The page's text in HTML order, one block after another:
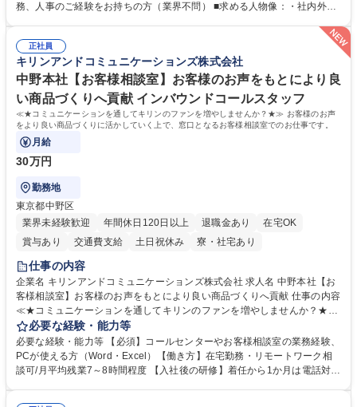
出張もございます。 ※担当業務を持ちつつ、お互いに助け合いながら、総
総務人事＜未経験歓迎＞◇三菱電機G・社会インフラを支える/年休127日
務、人事のご経験をお持ちの方（業界不問） ■求める人物像：・社内外の
ミュニケーション能力を持っている方 ・人事総務領域に興味がありゼネラ
正社員
キリンアンドコミュニケーションズ株式会社
中野本社【お客様相談室】お客様のお声をもとにより良
い商品づくりへ貢献 インバウンドコールスタッフ
≪★コミュニケーションを通してキリンのファンを増やしませんか？★≫ お客様のお声
をより良い商品づくりに活かしていく上で、窓口となるお客様相談室でのお仕事です。
月給
30万円
勤務地
東京都中野区
業界未経験歓迎
年間休日120日以上 退職金あり
在宅OK
賞与あり
交通費支給 土日祝休み 寮・社宅あり
仕事の内容
企業名 キリンアンドコミュニケーションズ株式会社 求人名 中野本社【お
客様相談室】お客様のお声をもとにより良い商品づくりへ貢献 仕事の内容
≪★コミュニケーションを通してキリンのファンを増やしませんか？★≫
お客様のお声をより良い商品づくりに活かしていく上で、窓口となるお客
様相談室でのお仕事です。 日々お客様からいただくキリングループへのご
意見を、企業活動に活かしています。お客様からの声に迅速かつ誠意をも
って対応、情報提供するとともにグループ内活動に反映しています。 【具
必要な経験・能力等
必要な経験・能力等 【必須】コールセンターやお客様相談室の業務経験、
PCが使える方（Word・Excel）【働き方】在宅勤務・リモートワーク相
談可/月平均残業7～8時間程度 【入社後の研修】着任から1か月は電話対応